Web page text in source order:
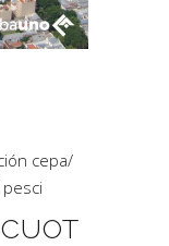
cepa/
pesci